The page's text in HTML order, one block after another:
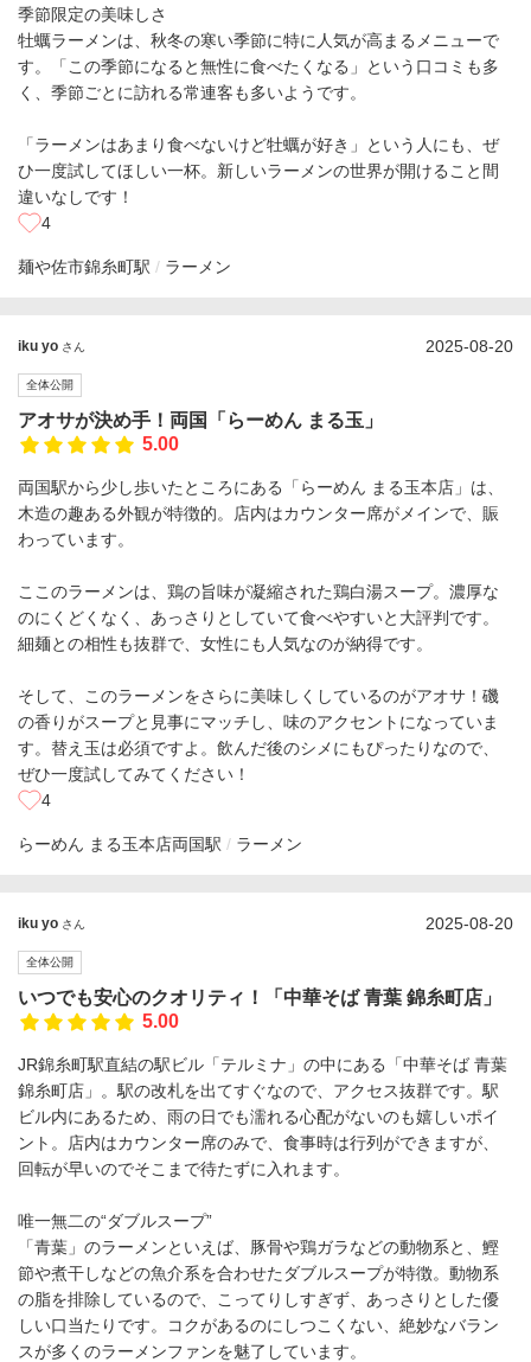
季節限定の美味しさ
牡蠣ラーメンは、秋冬の寒い季節に特に人気が高まるメニューで
す。「この季節になると無性に食べたくなる」という口コミも多
く、季節ごとに訪れる常連客も多いようです。
「ラーメンはあまり食べないけど牡蠣が好き」という人にも、ぜ
ひ一度試してほしい一杯。新しいラーメンの世界が開けること間
違いなしです！
4
麺や佐市錦糸町駅 ラーメン
iku yo さん 2025-08-20
全体公開
アオサが決め手！両国「らーめん まる玉」
5.00
両国駅から少し歩いたところにある「らーめん まる玉本店」は、
木造の趣ある外観が特徴的。店内はカウンター席がメインで、賑
わっています。
ここのラーメンは、鶏の旨味が凝縮された鶏白湯スープ。濃厚な
のにくどくなく、あっさりとしていて食べやすいと大評判です。
細麺との相性も抜群で、女性にも人気なのが納得です。
そして、このラーメンをさらに美味しくしているのがアオサ！磯
の香りがスープと見事にマッチし、味のアクセントになっていま
す。替え玉は必須ですよ。飲んだ後のシメにもぴったりなので、
ぜひ一度試してみてください！
4
らーめん まる玉本店両国駅 ラーメン
iku yo さん 2025-08-20
全体公開
いつでも安心のクオリティ！「中華そば 青葉 錦糸町店」
5.00
JR錦糸町駅直結の駅ビル「テルミナ」の中にある「中華そば 青葉
錦糸町店」。駅の改札を出てすぐなので、アクセス抜群です。駅
ビル内にあるため、雨の日でも濡れる心配がないのも嬉しいポイ
ント。店内はカウンター席のみで、食事時は行列ができますが、
回転が早いのでそこまで待たずに入れます。
唯一無二の“ダブルスープ”
「青葉」のラーメンといえば、豚骨や鶏ガラなどの動物系と、鰹
節や煮干しなどの魚介系を合わせたダブルスープが特徴。動物系
の脂を排除しているので、こってりしすぎず、あっさりとした優
しい口当たりです。コクがあるのにしつこくない、絶妙なバラン
スが多くのラーメンファンを魅了しています。